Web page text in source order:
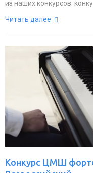
из наших конкурсов.
Читать далее
Конкурс ЦМШ